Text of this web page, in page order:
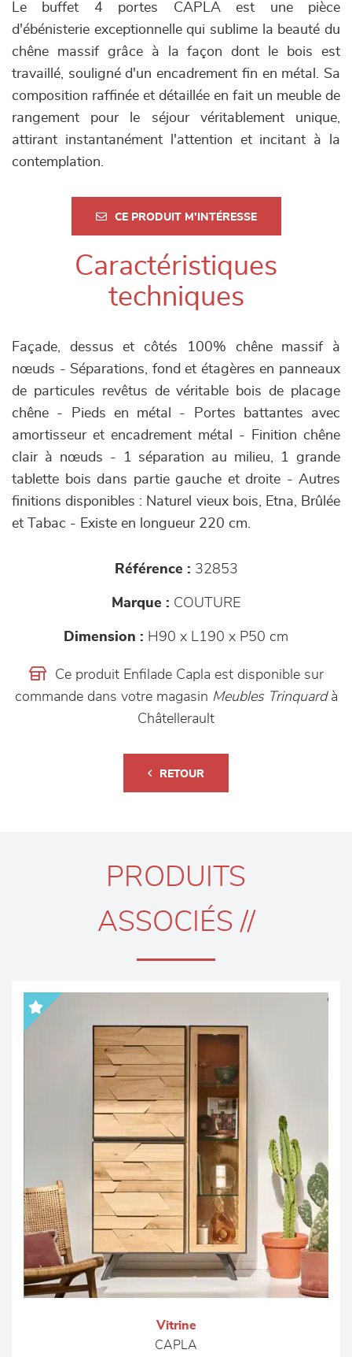
Le buffet 4 portes CAPLA est une pièce
d'ébénisterie exceptionnelle qui sublime la beauté du
chêne massif grâce à la façon dont le bois est
travaillé, souligné d'un encadrement fin en métal. Sa
composition raffinée et détaillée en fait un meuble de
rangement pour le séjour véritablement unique,
attirant instantanément l'attention et incitant à la
contemplation.
CE PRODUIT M'INTÉRESSE
Caractéristiques
techniques
Façade, dessus et côtés 100% chêne massif à
nœuds - Séparations, fond et étagères en panneaux
de particules revêtus de véritable bois de placage
chêne - Pieds en métal - Portes battantes avec
amortisseur et encadrement métal - Finition chêne
clair à nœuds - 1 séparation au milieu, 1 grande
tablette bois dans partie gauche et droite - Autres
finitions disponibles : Naturel vieux bois, Etna, Brûlée
et Tabac - Existe en longueur 220 cm.
Référence : 32853
Marque : COUTURE
Dimension : H90 x L190 x P50 cm
Ce produit Enfilade Capla est disponible sur
commande dans votre magasin Meubles Trinquard à
Châtellerault
RETOUR
PRODUITS
ASSOCIÉS //
Vitrine
CAPLA